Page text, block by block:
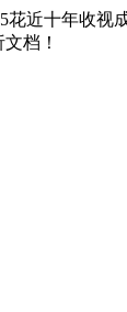
花近十年收
档！